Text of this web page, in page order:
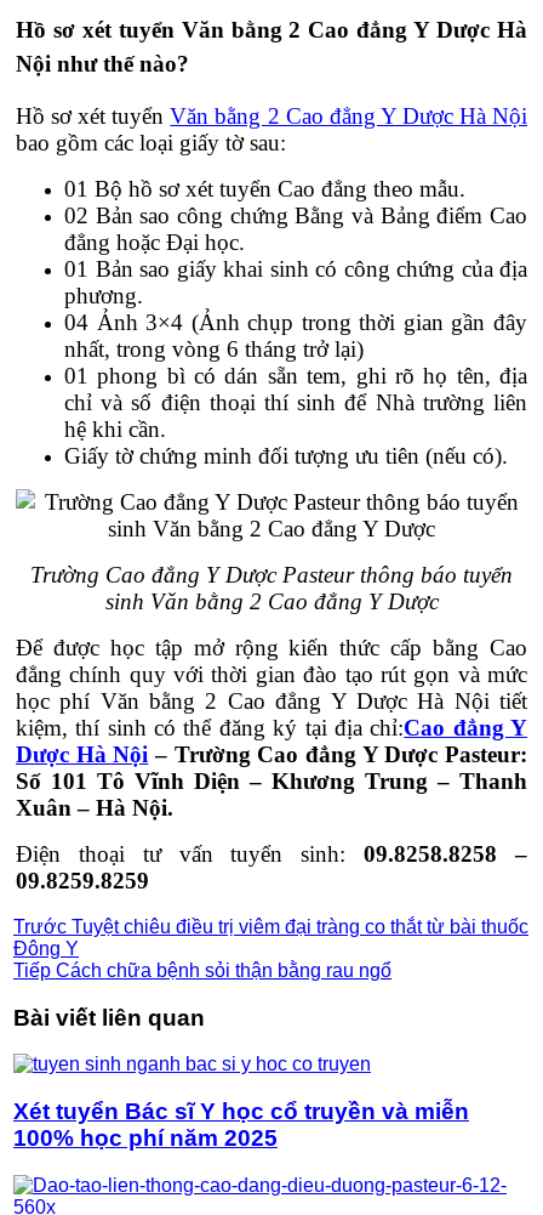
Hồ sơ xét tuyển Văn bằng 2 Cao đẳng Y Dược Hà
Nội như thế nào?
Hồ sơ xét tuyểnVăn bằng 2 Cao đẳng Y Dược Hà Nội
bao gồm các loại giấy tờ sau:
01 Bộ hồ sơ xét tuyển Cao đẳng theo mẫu.
02 Bản sao công chứng Bằng và Bảng điểm Cao
đẳng hoặc Đại học.
01 Bản sao giấy khai sinh có công chứng của địa
phương.
04 Ảnh 3×4 (Ảnh chụp trong thời gian gần đây
nhất, trong vòng 6 tháng trở lại)
01 phong bì có dán sẵn tem, ghi rõ họ tên, địa
chỉ và số điện thoại thí sinh để Nhà trường liên
hệ khi cần.
Giấy tờ chứng minh đối tượng ưu tiên (nếu có).
Trường Cao đẳng Y Dược Pasteur thông báo tuyển
sinh Văn bằng 2 Cao đẳng Y Dược
Để được học tập mở rộng kiến thức cấp bằng Cao
đẳng chính quy với thời gian đào tạo rút gọn và mức
học phí Văn bằng 2 Cao đẳng Y Dược Hà Nội tiết
kiệm, thí sinh có thể đăng ký tại địa chỉ:Cao đẳng Y
Dược Hà Nội – Trường Cao đẳng Y Dược Pasteur:
Số 101 Tô Vĩnh Diện – Khương Trung – Thanh
Xuân – Hà Nội.
Điện thoại tư vấn tuyển sinh:09.8258.8258 –
09.8259.8259
Trước Tuyệt chiêu điều trị viêm đại tràng co thắt từ bài thuốc
Đông Y
Tiếp Cách chữa bệnh sỏi thận bằng rau ngổ
Bài viết liên quan
Xét tuyển Bác sĩ Y học cổ truyền và miễn
100% học phí năm 2025